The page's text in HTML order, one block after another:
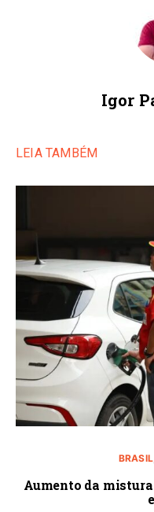
Igor
LEIA TAMBÉM
BRASIL
Aumento da